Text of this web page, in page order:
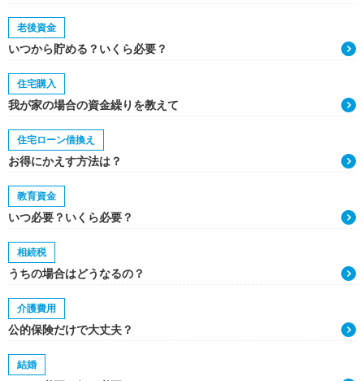
老後資金
いつから貯める？いくら必要？
住宅購入
我が家の場合の資金繰りを教えて
住宅ローン借換え
お得にかえす方法は？
教育資金
いつ必要？いくら必要？
相続税
うちの場合はどうなるの？
介護費用
公的保険だけで大丈夫？
結婚